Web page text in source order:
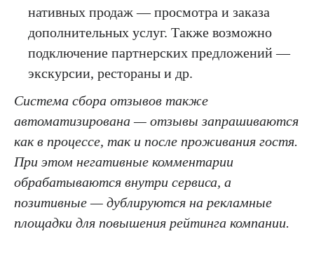
нативных продаж — просмотра и заказа
дополнительных услуг. Также возможно
подключение партнерских предложений —
экскурсии, рестораны и др.
Система сбора отзывов также
автоматизирована — отзывы запрашиваются
как в процессе, так и после проживания гостя.
При этом негативные комментарии
обрабатываются внутри сервиса, а
позитивные — дублируются на рекламные
площадки для повышения рейтинга компании.